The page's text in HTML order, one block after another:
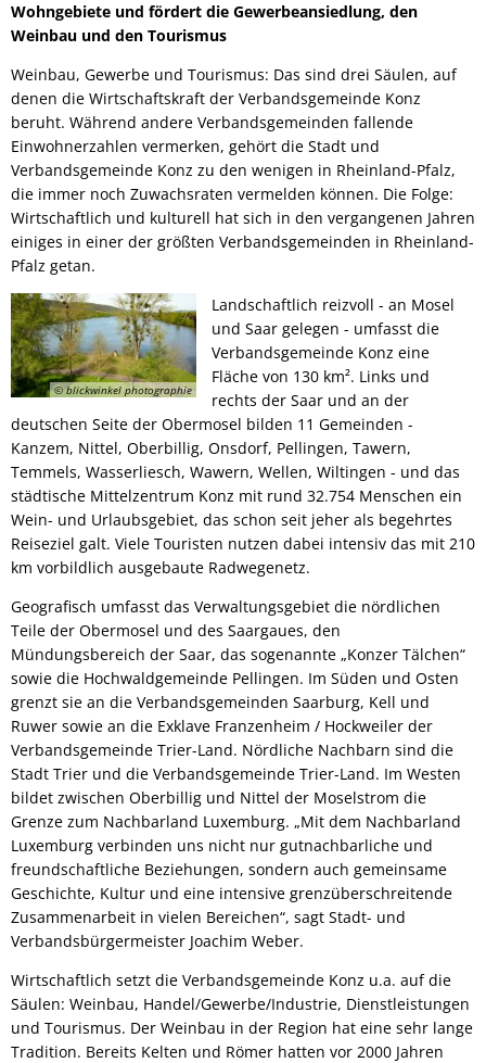
Wohngebiete und fördert die Gewerbeansiedlung, den
Weinbau und den Tourismus
Weinbau, Gewerbe und Tourismus: Das sind drei Säulen, auf
denen die Wirtschaftskraft der Verbandsgemeinde Konz
beruht. Während andere Verbandsgemeinden fallende
Einwohnerzahlen vermerken, gehört die Stadt und
Verbandsgemeinde Konz zu den wenigen in Rheinland-Pfalz,
die immer noch Zuwachsraten vermelden können. Die Folge:
Wirtschaftlich und kulturell hat sich in den vergangenen Jahren
einiges in einer der größten Verbandsgemeinden in Rheinland-
Pfalz getan.
© blickwinkel photographie
Landschaftlich reizvoll - an Mosel
und Saar gelegen - umfasst die
Verbandsgemeinde Konz eine
Fläche von 130 km². Links und
rechts der Saar und an der
deutschen Seite der Obermosel bilden 11 Gemeinden -
Kanzem, Nittel, Oberbillig, Onsdorf, Pellingen, Tawern,
Temmels, Wasserliesch, Wawern, Wellen, Wiltingen - und das
städtische Mittelzentrum Konz mit rund 32.754 Menschen ein
Wein- und Urlaubsgebiet, das schon seit jeher als begehrtes
Reiseziel galt. Viele Touristen nutzen dabei intensiv das mit 210
km vorbildlich ausgebaute Radwegenetz.
Geografisch umfasst das Verwaltungsgebiet die nördlichen
Teile der Obermosel und des Saargaues, den
Mündungsbereich der Saar, das sogenannte „Konzer Tälchen“
sowie die Hochwaldgemeinde Pellingen. Im Süden und Osten
grenzt sie an die Verbandsgemeinden Saarburg, Kell und
Ruwer sowie an die Exklave Franzenheim / Hockweiler der
Verbandsgemeinde Trier-Land. Nördliche Nachbarn sind die
Stadt Trier und die Verbandsgemeinde Trier-Land. Im Westen
bildet zwischen Oberbillig und Nittel der Moselstrom die
Grenze zum Nachbarland Luxemburg. „Mit dem Nachbarland
Luxemburg verbinden uns nicht nur gutnachbarliche und
freundschaftliche Beziehungen, sondern auch gemeinsame
Geschichte, Kultur und eine intensive grenzüberschreitende
Zusammenarbeit in vielen Bereichen“, sagt Stadt- und
Verbandsbürgermeister Joachim Weber.
Wirtschaftlich setzt die Verbandsgemeinde Konz u.a. auf die
Säulen: Weinbau, Handel/Gewerbe/Industrie, Dienstleistungen
und Tourismus. Der Weinbau in der Region hat eine sehr lange
Tradition. Bereits Kelten und Römer hatten vor 2000 Jahren